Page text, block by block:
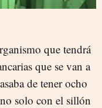
que tendrá
que se van a
de tener ocho
solo con el sillón